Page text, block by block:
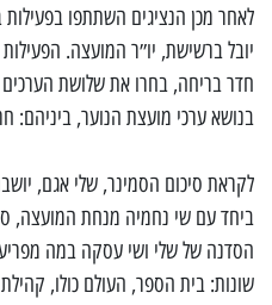
לאחר מכן הנציגים השתתפו
יובל ברשישת, יו״ר המועצה.
חדר בריחה, בחרו את שלושת הערכים
בנושא ערכי מועצת הנוער, ביניהם:
לקראת סיכום הסמינר, שלי אגם,
ביחד עם שי נחמיה מנחת המועצה,
הסדנה של שלי ושי עסקה במה
שונות: בית הספר, העולם כולו,